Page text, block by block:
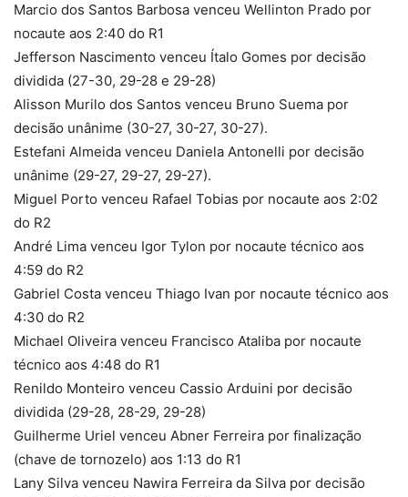
Marcio dos Santos Barbosa venceu Wellinton Prado por
nocaute aos 2:40 do R1
Jefferson Nascimento venceu Ítalo Gomes por decisão
dividida (27-30, 29-28 e 29-28)
Alisson Murilo dos Santos venceu Bruno Suema por
decisão unânime (30-27, 30-27, 30-27).
Estefani Almeida venceu Daniela Antonelli por decisão
unânime (29-27, 29-27, 29-27).
Miguel Porto venceu Rafael Tobias por nocaute aos 2:02
do R2
André Lima venceu Igor Tylon por nocaute técnico aos
4:59 do R2
Gabriel Costa venceu Thiago Ivan por nocaute técnico aos
4:30 do R2
Michael Oliveira venceu Francisco Ataliba por nocaute
técnico aos 4:48 do R1
Renildo Monteiro venceu Cassio Arduini por decisão
dividida (29-28, 28-29, 29-28)
Guilherme Uriel venceu Abner Ferreira por finalização
(chave de tornozelo) aos 1:13 do R1
Lany Silva venceu Nawira Ferreira da Silva por decisão